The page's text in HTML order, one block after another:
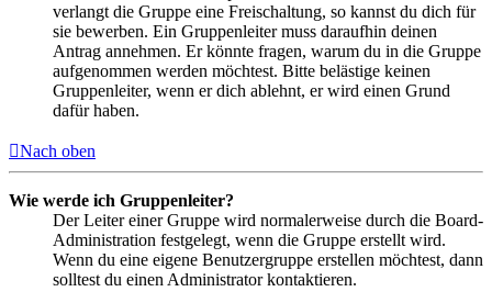
verlangt die Gruppe eine Freischaltung, so kannst du dich für
sie bewerben. Ein Gruppenleiter muss daraufhin deinen
Antrag annehmen. Er könnte fragen, warum du in die Gruppe
aufgenommen werden möchtest. Bitte belästige keinen
Gruppenleiter, wenn er dich ablehnt, er wird einen Grund
dafür haben.
Nach oben
Wie werde ich Gruppenleiter?
Der Leiter einer Gruppe wird normalerweise durch die Board-
Administration festgelegt, wenn die Gruppe erstellt wird.
Wenn du eine eigene Benutzergruppe erstellen möchtest, dann
solltest du einen Administrator kontaktieren.